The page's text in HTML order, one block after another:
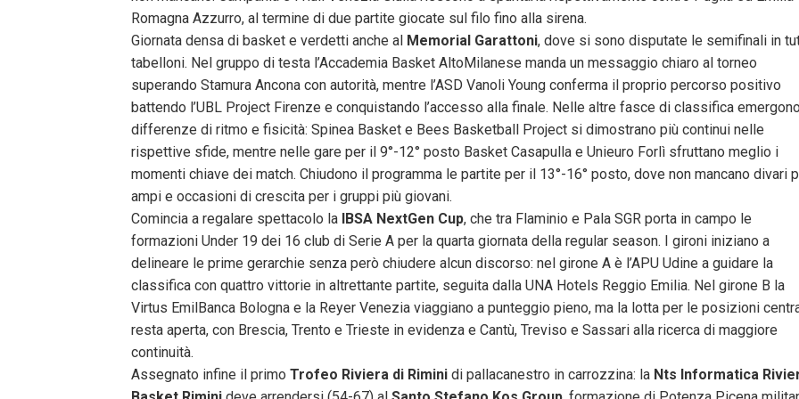
Romagna Azzurro, al termine di due partite giocate sul filo fino alla sirena.
Giornata densa di basket e verdetti anche al Memorial Garattoni, dove si sono disputate le semifinali in
tabelloni. Nel gruppo di testa l’Accademia Basket AltoMilanese manda un messaggio chiaro al torneo
superando Stamura Ancona con autorità, mentre l’ASD Vanoli Young conferma il proprio percorso positivo
battendo l’UBL Project Firenze e conquistando l’accesso alla finale. Nelle altre fasce di classifica
differenze di ritmo e fisicità: Spinea Basket e Bees Basketball Project si dimostrano più continui nelle
rispettive sfide, mentre nelle gare per il 9°-12° posto Basket Casapulla e Unieuro Forlì sfruttano meglio i
momenti chiave dei match. Chiudono il programma le partite per il 13°-16° posto, dove non mancano divari
ampi e occasioni di crescita per i gruppi più giovani.
Comincia a regalare spettacolo la IBSA NextGen Cup, che tra Flaminio e Pala SGR porta in campo le
formazioni Under 19 dei 16 club di Serie A per la quarta giornata della regular season. I gironi iniziano a
delineare le prime gerarchie senza però chiudere alcun discorso: nel girone A è l’APU Udine a guidare la
classifica con quattro vittorie in altrettante partite, seguita dalla UNA Hotels Reggio Emilia. Nel girone B la
Virtus EmilBanca Bologna e la Reyer Venezia viaggiano a punteggio pieno, ma la lotta per le posizioni
resta aperta, con Brescia, Trento e Trieste in evidenza e Cantù, Treviso e Sassari alla ricerca di maggiore
continuità.
Assegnato infine il primo Trofeo Riviera di Rimini di pallacanestro in carrozzina: la Nts Informatica